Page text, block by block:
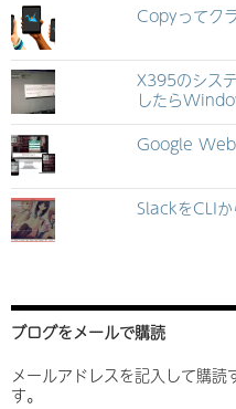
Copyってク
X395のシス
したら
Google Web
SlackをCLI
ブログをメールで購読
メールアドレスを記入して購
す。